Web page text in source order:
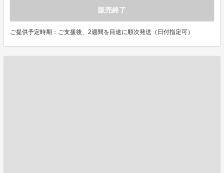
販売終了
ご提供予定時期：ご支援後、2週間を目途に順次発送（日付指定可）